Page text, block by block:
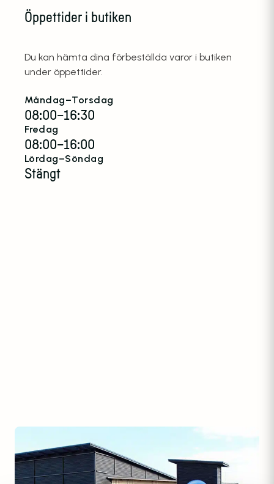
Öppettider i butiken
Du kan hämta dina förbeställda varor i butiken
under öppettider.
Måndag–Torsdag
08:00–16:30
Fredag
08:00–16:00
Lördag–Söndag
Stängt